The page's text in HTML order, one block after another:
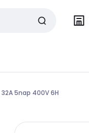
5nap 400V 6H